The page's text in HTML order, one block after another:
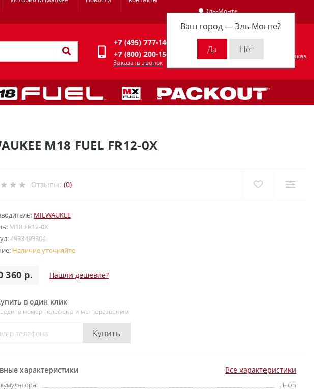
Эль-Монте
Ваш город —Эль-Монте?
Личный кабинет
+7 (495) 777-14-94
+7 (800) 200-15-94
Заказать звонок
Оформить заказ
M18 FUEL FR12-0X
Отзывы: (0)
MILWAUKEE
M18 FR12-0X
4933493304
Наличие уточняйте
360 р. Нашли дешевле?
в один клик
номер телефона и мы перезвоним
Купить
характеристики Все характеристики
Li-ion